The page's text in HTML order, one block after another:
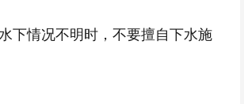
下情况不明时，不要擅自下水施